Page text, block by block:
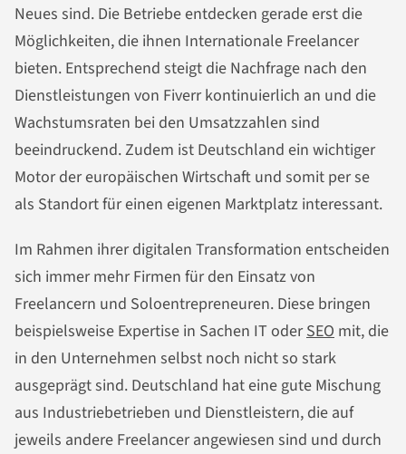
Neues sind. Die Betriebe entdecken gerade erst die
Möglichkeiten, die ihnen Internationale Freelancer
bieten. Entsprechend steigt die Nachfrage nach den
Dienstleistungen von Fiverr kontinuierlich an und die
Wachstumsraten bei den Umsatzzahlen sind
beeindruckend. Zudem ist Deutschland ein wichtiger
Motor der europäischen Wirtschaft und somit per se
als Standort für einen eigenen Marktplatz interessant.
Im Rahmen ihrer digitalen Transformation entscheiden
sich immer mehr Firmen für den Einsatz von
Freelancern und Soloentrepreneuren. Diese bringen
beispielsweise Expertise in Sachen IT oderSEO mit, die
in den Unternehmen selbst noch nicht so stark
ausgeprägt sind. Deutschland hat eine gute Mischung
aus Industriebetrieben und Dienstleistern, die auf
jeweils andere Freelancer angewiesen sind und durch